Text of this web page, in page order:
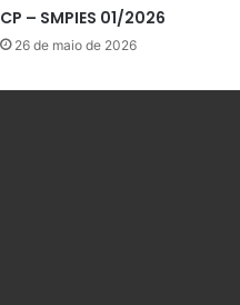
CP – SMPIES 01/2026
26 de maio de 2026